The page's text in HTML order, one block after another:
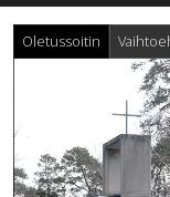
Oletussoitin